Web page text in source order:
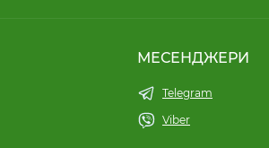
МЕСЕНДЖЕРИ
Telegram
Viber